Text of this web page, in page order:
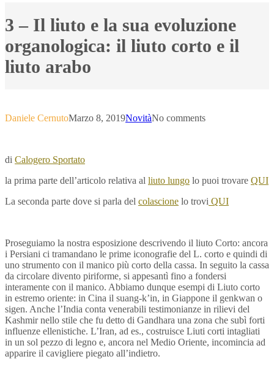
3 – Il liuto e la sua evoluzione
organologica: il liuto corto e il
liuto arabo
Daniele CernutoMarzo 8, 2019NovitàNo comments
di Calogero Sportato
la prima parte dell’articolo relativa al liuto lungo lo puoi trovare QUI
La seconda parte dove si parla del colascione lo trovi QUI
Proseguiamo la nostra esposizione descrivendo il liuto Corto: ancora
i Persiani ci tramandano le prime iconografie del L. corto e quindi di
uno strumento con il manico più corto della cassa. In seguito la cassa
da circolare divento piriforme, si appesantì fino a fondersi
interamente con il manico. Abbiamo dunque esempi di Liuto corto
in estremo oriente: in Cina il suang-k’in, in Giappone il genkwan o
sigen. Anche l’India conta venerabili testimonianze in rilievi del
Kashmir nello stile che fu detto di Gandhara una zona che subì forti
influenze ellenistiche. L’Iran, ad es., costruisce Liuti corti intagliati
in un sol pezzo di legno e, ancora nel Medio Oriente, incomincia ad
apparire il cavigliere piegato all’indietro.